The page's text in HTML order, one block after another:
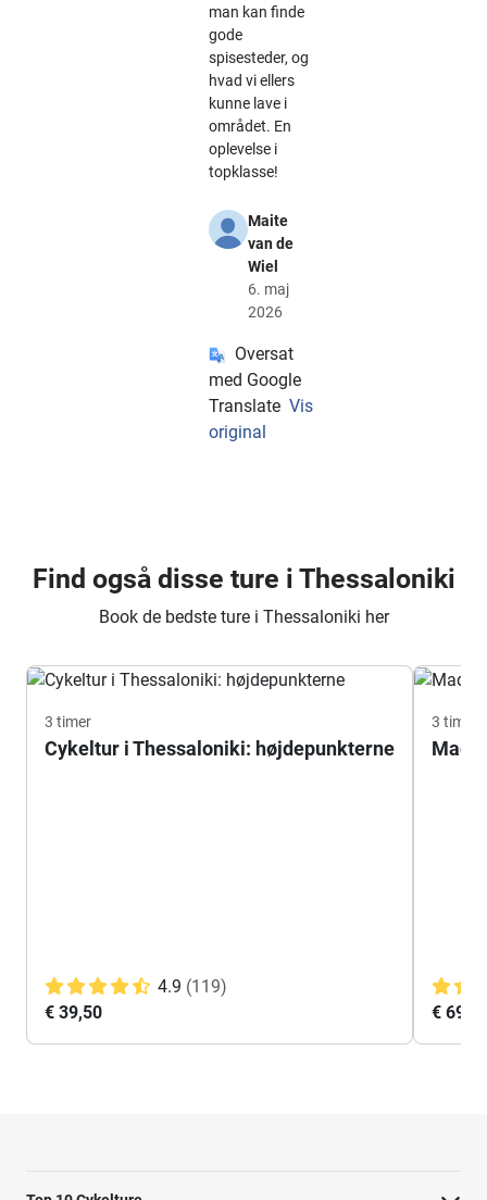
man kan finde
gode
spisesteder, og
hvad vi ellers
kunne lave i
området. En
oplevelse i
topklasse!
Maite
van de
Wiel
6. maj
2026
Oversat
med Google
Translate Vis
original
Find også disse ture i Thessaloniki
Book de bedste ture i Thessaloniki her
3 timer
Cykeltur i Thessaloniki: højdepunkterne
4.9 (119)
€ 39,50
3 timer
€ 69,-